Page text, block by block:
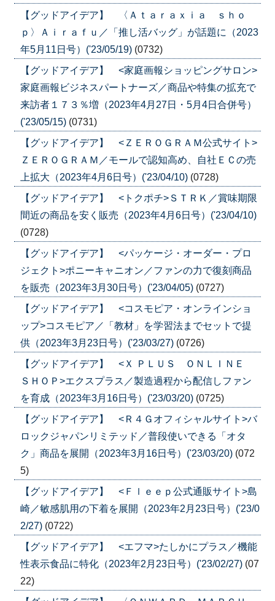
【グッドアイデア】 〈Ａｔａｒａｘｉａ ｓｈｏ
ｐ〉Ａｉｒａｆｕ／「推し活バッグ」が話題に（2023
年5月11日号）('23/05/19) (0732)
【グッドアイデア】 <家庭画報ショッピングサロン>
家庭画報ビジネスパートナーズ／商品や特集の拡充で
来訪者１７３％増（2023年4月27日・5月4日合併号）
('23/05/15) (0731)
【グッドアイデア】 <ＺＥＲＯＧＲＡＭ公式サイト>
ＺＥＲＯＧＲＡＭ／モールで認知高め、自社ＥＣの売
上拡大（2023年4月6日号）('23/04/10) (0728)
【グッドアイデア】 <トクポチ>ＳＴＲＫ／賞味期限
間近の商品を安く販売（2023年4月6日号）('23/04/10)
(0728)
【グッドアイデア】 <パッケージ・オーダー・プロ
ジェクト>ポニーキャニオン／ファンの力で復刻商品
を販売（2023年3月30日号）('23/04/05) (0727)
【グッドアイデア】 <コスモピア・オンラインショ
ップ>コスモピア／「教材」を学習法までセットで提
供（2023年3月23日号）('23/03/27) (0726)
【グッドアイデア】 <Ｘ ＰＬＵＳ ＯＮＬＩＮＥ
ＳＨＯＰ>エクスプラス／製造過程から配信しファン
を育成（2023年3月16日号）('23/03/20) (0725)
【グッドアイデア】 <Ｒ４Ｇオフィシャルサイト>バ
ロックジャパンリミテッド／普段使いできる「オタ
ク」商品を展開（2023年3月16日号）('23/03/20) (072
5)
【グッドアイデア】 <Ｆｌｅｅｐ公式通販サイト>島
崎／敏感肌用の下着を展開（2023年2月23日号）('23/0
2/27) (0722)
【グッドアイデア】 <エフマ>たしかにプラス／機能
性表示食品に特化（2023年2月23日号）('23/02/27) (07
22)